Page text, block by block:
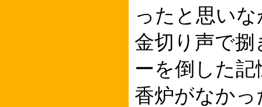
ったと思い
金切り声で
ーを倒した記
香炉がなか